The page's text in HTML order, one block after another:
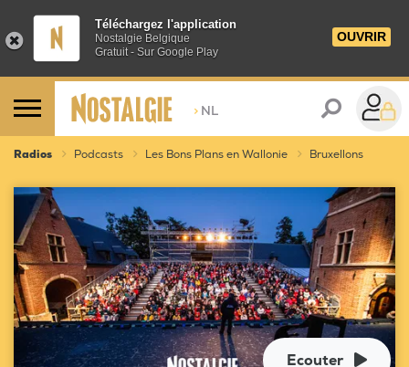
Téléchargez l'application
Nostalgie Belgique
Gratuit - Sur Google Play
OUVRIR
> NL
Radios Podcasts Les Bons Plans en Wallonie Bruxellons
Ecouter